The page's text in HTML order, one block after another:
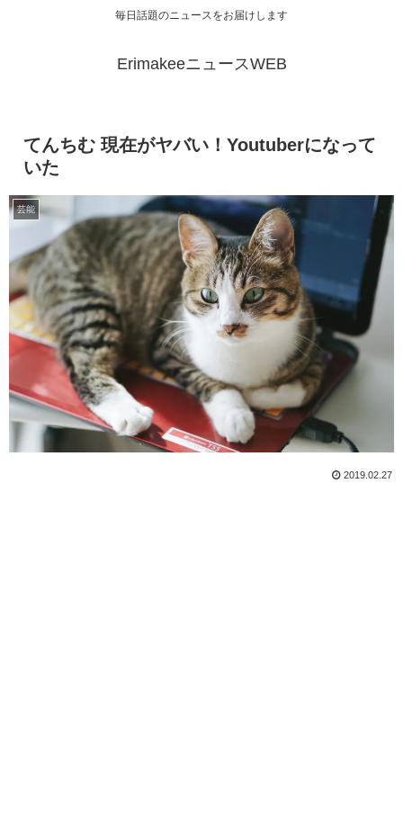
毎日話題のニュースをお届けします
ErimakeeニュースWEB
てんちむ 現在がヤバい！Youtuberになって
いた
芸能
2019.02.27